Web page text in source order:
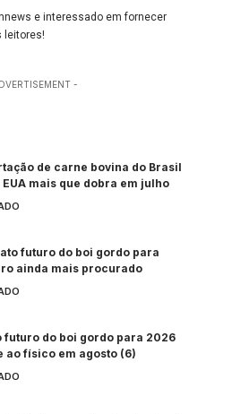
e interessado em fornecer
leitores!
-
de carne bovina do Brasil
EUA mais que dobra em julho
futuro do boi gordo para
ainda mais procurado
futuro do boi gordo para 2026
ao físico em agosto (6)